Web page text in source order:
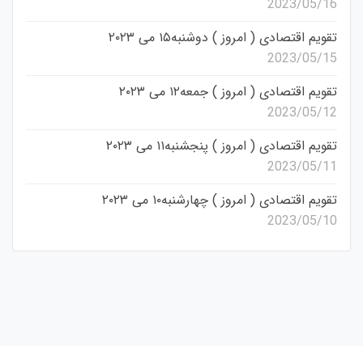
2023/05/16
تقویم اقتصادی ( امروز ) دوشنبه۱۵ می ۲۰۲۳
2023/05/15
تقویم اقتصادی ( امروز ) جمعه۱۲ می ۲۰۲۳
2023/05/12
تقویم اقتصادی ( امروز ) پنجشنبه۱۱ می ۲۰۲۳
2023/05/11
تقویم اقتصادی ( امروز ) چهارشنبه۱۰ می ۲۰۲۳
2023/05/10